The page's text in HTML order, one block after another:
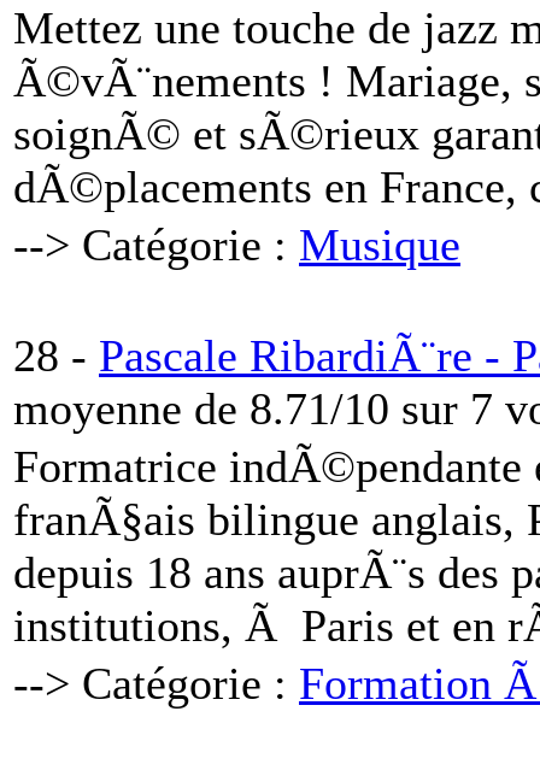
Mettez une touche de jazz
Ã©vÃ¨nements !
soignÃ© et sÃ©rieux
dÃ©placements en
--> Catégorie : Musique
28 - Pascale RibardiÃ¨re -
moyenne de 8.71/10 sur 7
Formatrice indÃ©pendante
franÃ§ais bilingue anglais,
depuis 18 ans auprÃ¨s des
institutions, Ã Paris et en
--> Catégorie : Formation